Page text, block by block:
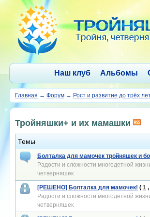
Наш клуб Альбомы
Главная → Форум → Рост и развитие до трёх
Тройняшки+ и их мамашки
Темы
Болталка для мамочек тройняшек и
Радости и сложности многодетной
четверняшек
[РЕШЕНО] Болталка для мамочек! ( 1 ,
Радости и сложности многодетной
четверняшек